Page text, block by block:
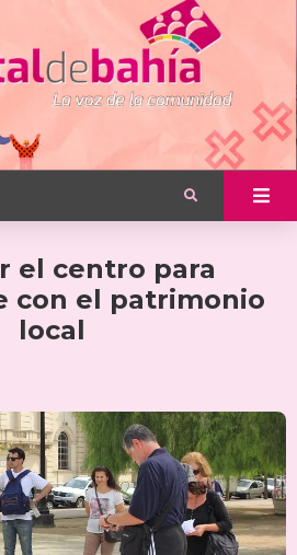
el centro para
con el patrimonio
local